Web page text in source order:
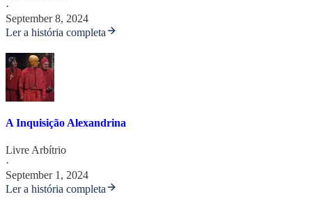
·
September 8, 2024
Ler a história completa
A Inquisição Alexandrina
Livre Arbítrio
·
September 1, 2024
Ler a história completa